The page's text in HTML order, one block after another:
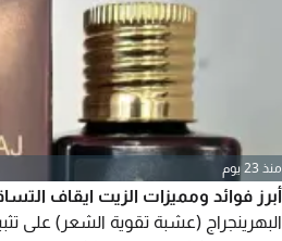
منذ 23 يوم
أبرز فوائد ومميزات الزيت ايقاف
البهرينجراج (عشبة تقوية الشعر) على